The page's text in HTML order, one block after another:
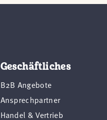
Geschäftliches
B2B Angebote
Ansprechpartner
Handel & Vertrieb